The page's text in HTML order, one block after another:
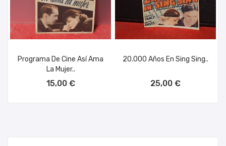
Programa De Cine Así Ama
La Mujer..
15,00 €
20.000 Años En Sing Sing..
25,00 €